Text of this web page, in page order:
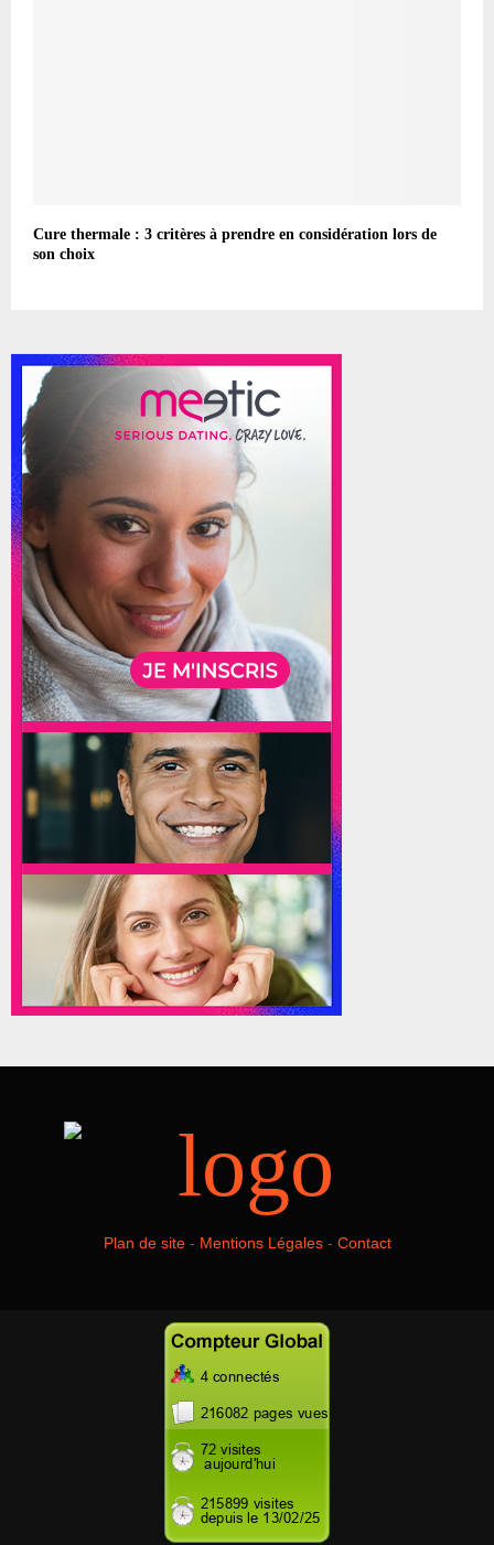
Cure thermale : 3 critères à prendre en considération lors de
son choix
Plan de site- Mentions Légales- Contact